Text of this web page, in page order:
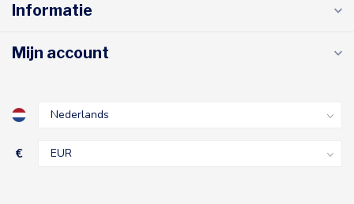
Informatie
Mijn account
€